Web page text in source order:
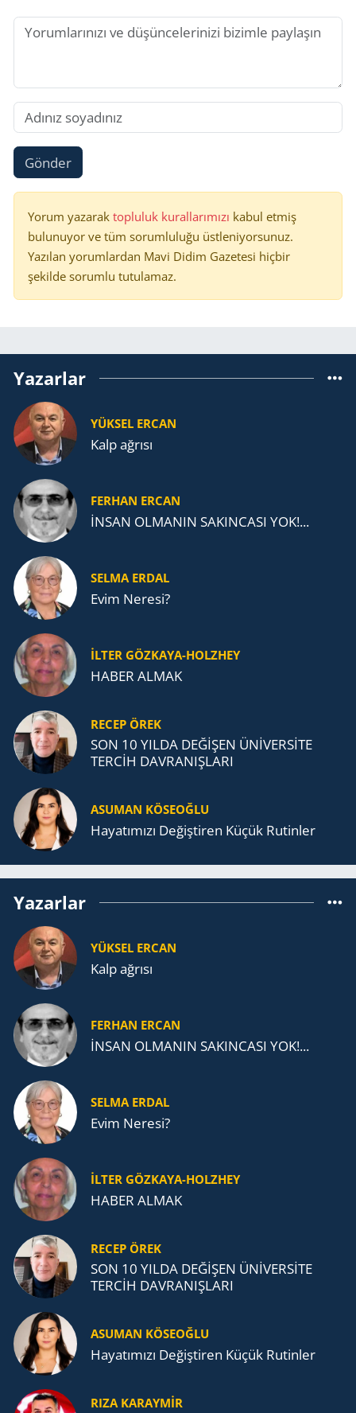
Gönder
Yorum yazarak topluluk kurallarımızı kabul etmiş
bulunuyor ve tüm sorumluluğu üstleniyorsunuz.
Yazılan yorumlardan Mavi Didim Gazetesi hiçbir
şekilde sorumlu tutulamaz.
Yazarlar
YÜKSEL ERCAN
Kalp ağrısı
FERHAN ERCAN
İNSAN OLMANIN SAKINCASI YOK!...
SELMA ERDAL
Evim Neresi?
İLTER GÖZKAYA-HOLZHEY
HABER ALMAK
RECEP ÖREK
SON 10 YILDA DEĞİŞEN ÜNİVERSİTE
TERCİH DAVRANIŞLARI
ASUMAN KÖSEOĞLU
Ha­ya­tı­mı­zı De­ğiş­ti­ren Küçük Ru­tin­ler
Yazarlar
YÜKSEL ERCAN
Kalp ağrısı
FERHAN ERCAN
İNSAN OLMANIN SAKINCASI YOK!...
SELMA ERDAL
Evim Neresi?
İLTER GÖZKAYA-HOLZHEY
HABER ALMAK
RECEP ÖREK
SON 10 YILDA DEĞİŞEN ÜNİVERSİTE
TERCİH DAVRANIŞLARI
ASUMAN KÖSEOĞLU
Ha­ya­tı­mı­zı De­ğiş­ti­ren Küçük Ru­tin­ler
RIZA KARAYMIR